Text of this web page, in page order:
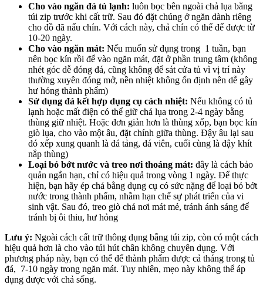
Cho vào ngăn đá tủ lạnh: luôn bọc bên ngoài chả lụa bằng
túi zip trước khi cất trữ. Sau đó đặt chúng ở ngăn dành riêng
cho đồ đã nấu chín. Với cách này, chả chín có thể để được từ
10-20 ngày.
Cho vào ngăn mát: Nếu muốn sử dụng trong 1 tuần, bạn
nên bọc kín rồi để vào ngăn mát, đặt ở phần trung tâm (không
nhét góc dễ đóng đá, cũng không để sát cửa tủ vì vị trí này
thường xuyên đóng mở, nền nhiệt không ổn định nên dễ gây
hư hỏng thành phẩm)
Sử dụng đá kết hợp dụng cụ cách nhiệt: Nếu không có tủ
lạnh hoặc mất điện có thể giữ chả lụa trong 2-4 ngày bằng
thùng giữ nhiệt. Hoặc đơn giản hơn là thùng xốp, bạn bọc kín
giò lụa, cho vào một âu, đặt chính giữa thùng. Đậy âu lại sau
đó xếp xung quanh là đá tảng, đá viên, cuối cùng là đậy khít
nắp thùng)
Loại bỏ bớt nước và treo nơi thoáng mát: đây là cách bảo
quản ngắn hạn, chỉ có hiệu quả trong vòng 1 ngày. Để thực
hiện, bạn hãy ép chả bằng dụng cụ có sức nặng để loại bỏ bớt
nước trong thành phẩm, nhằm hạn chế sự phát triển của vi
sinh vật. Sau đó, treo giò chả nơi mát mẻ, tránh ánh sáng để
tránh bị ôi thiu, hư hỏng
Lưu ý: Ngoài cách cất trữ thông dụng bằng túi zip, còn có một cách
hiệu quả hơn là cho vào túi hút chân không chuyên dụng. Với
phương pháp này, bạn có thể để thành phẩm được cả tháng trong tủ
đá, 7-10 ngày trong ngăn mát. Tuy nhiên, mẹo này không thể áp
dụng được với chả sống.